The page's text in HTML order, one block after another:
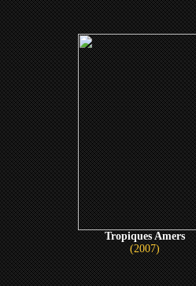
Tropiques Amers
(2007)